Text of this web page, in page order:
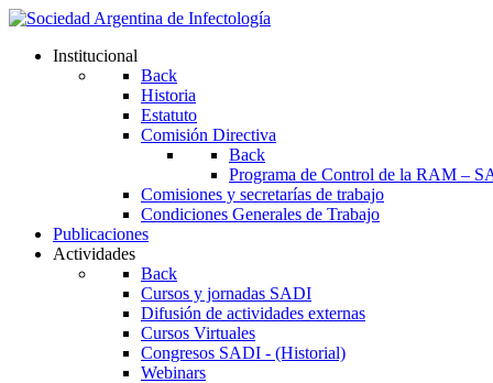
Institucional
Back
Historia
Estatuto
Comisión Directiva
Back
Programa de Control de la RAM –
Comisiones y secretarías de trabajo
Condiciones Generales de Trabajo
Publicaciones
Actividades
Back
Cursos y jornadas SADI
Difusión de actividades externas
Cursos Virtuales
Congresos SADI - (Historial)
Webinars